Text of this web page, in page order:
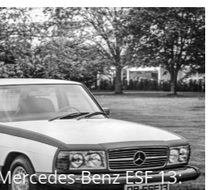
Benz ESF 13: